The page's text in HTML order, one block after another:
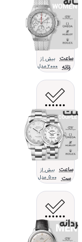
ساعت
زنانه
بیش از
2000 مدل
ساعت
ست
بیش از
500 مدل